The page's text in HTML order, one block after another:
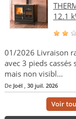
12.1
01/2026 Livraison
avec 3 pieds cassés
mais non visibl...
De Joël, 30 juil. 2026
Voir